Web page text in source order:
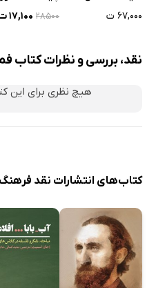
۶۷,۰۰۰ ت
۲۸۵۰۰ ۱۷,۱۰۰ ت
نقد، بررسی و نظرات کتاب
هیچ نظری برای این
کتاب‌های انتشارات نقد فرهنگ